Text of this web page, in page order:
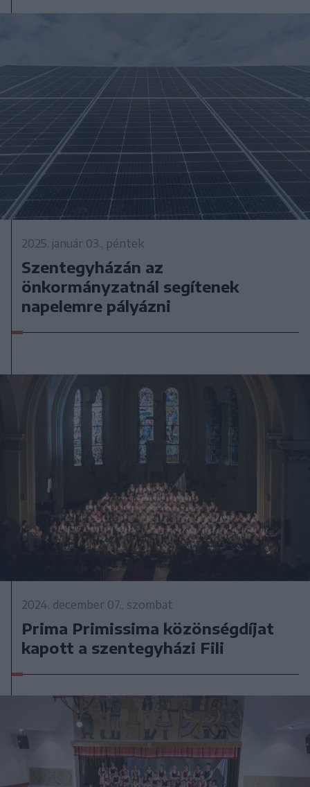
2025. január 03., péntek
Szentegyházán az
önkormányzatnál segítenek
napelemre pályázni
2024. december 07., szombat
Prima Primissima közönségdíjat
kapott a szentegyházi Fili